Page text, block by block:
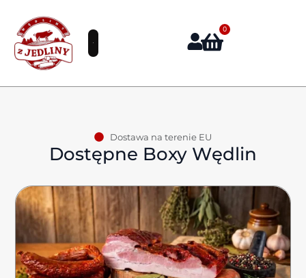
0
Dostawa na terenie EU
Dostępne Boxy Wędlin